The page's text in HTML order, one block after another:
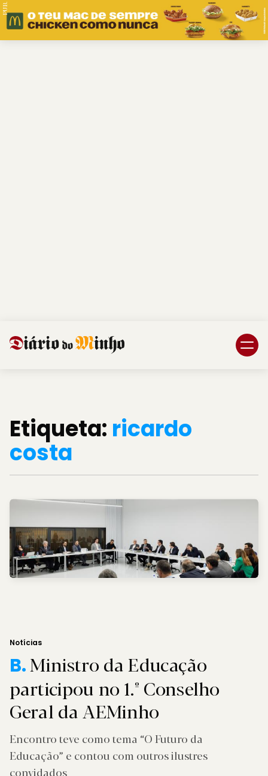
PUB.
Etiqueta: ricardo
costa
Notícias
B.Ministro da Educação
participou no 1.º Conselho
Geral da AEMinho
Encontro teve como tema “O Futuro da
Educação” e contou com outros ilustres
convidados